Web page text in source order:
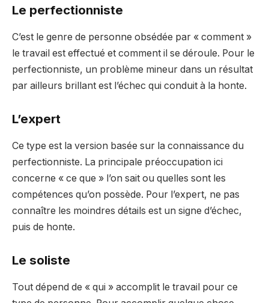
Le perfectionniste
C’est le genre de personne obsédée par « comment »
le travail est effectué et comment il se déroule. Pour le
perfectionniste, un problème mineur dans un résultat
par ailleurs brillant est l’échec qui conduit à la honte.
L’expert
Ce type est la version basée sur la connaissance du
perfectionniste. La principale préoccupation ici
concerne « ce que » l’on sait ou quelles sont les
compétences qu’on possède. Pour l’expert, ne pas
connaître les moindres détails est un signe d’échec,
puis de honte.
Le soliste
Tout dépend de « qui » ​​accomplit le travail pour ce